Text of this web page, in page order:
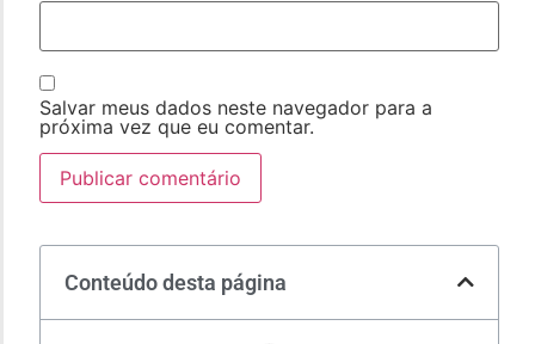
Salvar meus dados neste navegador para a
próxima vez que eu comentar.
Conteúdo desta página